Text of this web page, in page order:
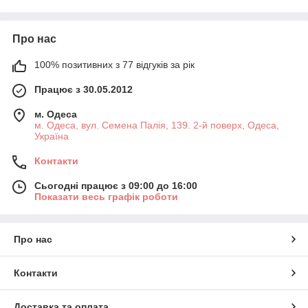
Гідророршне
ві професійні
фарбувальні
агрегати
нанесення
чні
м приводом
Wagner
частини та
Про нас
100% позитивних з 77 відгуків за рік
Працює з 30.05.2012
м. Одеса
м. Одеса, вул. Семена Палія, 139. 2-й поверх, Одеса,
Україна
Контакти
Сьогодні працює з 09:00 до 16:00
Показати весь графік роботи
Про нас
Контакти